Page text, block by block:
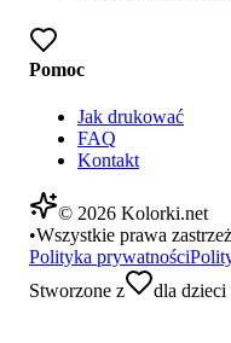
Pomoc
Jak drukować
FAQ
Kontakt
© 2026 Kolorki.net
•Wszystkie prawa
Polityka prywatności
Stworzone z
dla